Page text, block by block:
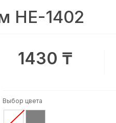
HE-1402
1430 ₸
Выбор цвета